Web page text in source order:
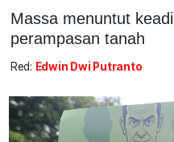
Massa menuntut
perampasan tanah
Red: Edwin Dwi Putranto